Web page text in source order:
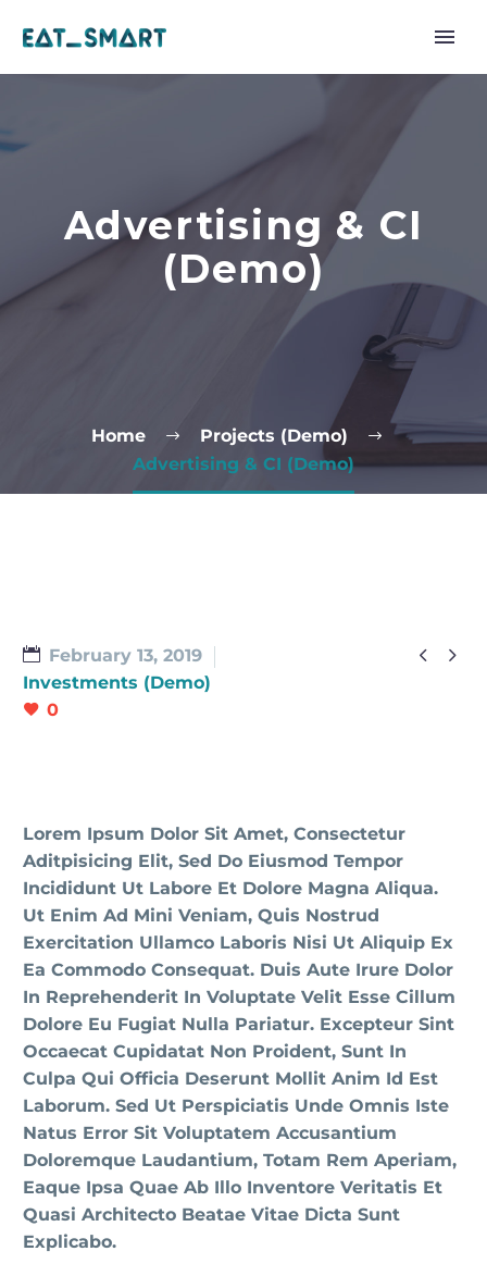
Advertising & CI
(Demo)
Home
Projects (Demo)
Advertising & CI (Demo)
 
February 13, 2019
Investments (Demo)
0
Lorem Ipsum Dolor Sit Amet, Consectetur
Aditpisicing Elit, Sed Do Eiusmod Tempor
Incididunt Ut Labore Et Dolore Magna Aliqua.
Ut Enim Ad Mini Veniam, Quis Nostrud
Exercitation Ullamco Laboris Nisi Ut Aliquip Ex
Ea Commodo Consequat. Duis Aute Irure Dolor
In Reprehenderit In Voluptate Velit Esse Cillum
Dolore Eu Fugiat Nulla Pariatur. Excepteur Sint
Occaecat Cupidatat Non Proident, Sunt In
Culpa Qui Officia Deserunt Mollit Anim Id Est
Laborum. Sed Ut Perspiciatis Unde Omnis Iste
Natus Error Sit Voluptatem Accusantium
Doloremque Laudantium, Totam Rem Aperiam,
Eaque Ipsa Quae Ab Illo Inventore Veritatis Et
Quasi Architecto Beatae Vitae Dicta Sunt
Explicabo.